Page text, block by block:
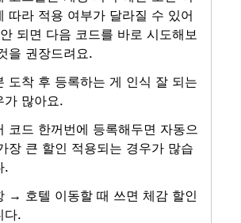
따라 적용 여부가 달라질 수 있어
되면 다음 코드를 바로 시도해보
을 권장드려요.
도착 후 등록하는 게 인식 잘 되는
가 많아요.
코드 한꺼번에 등록해두면 자동으
장 큰 할인 적용되는 경우가 많습
.
→ 호텔 이동할 때 쓰면 체감 할인
다.